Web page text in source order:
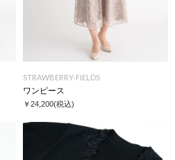
STRAWBERRY-FIELDS
ワンピース
￥24,200(税込)